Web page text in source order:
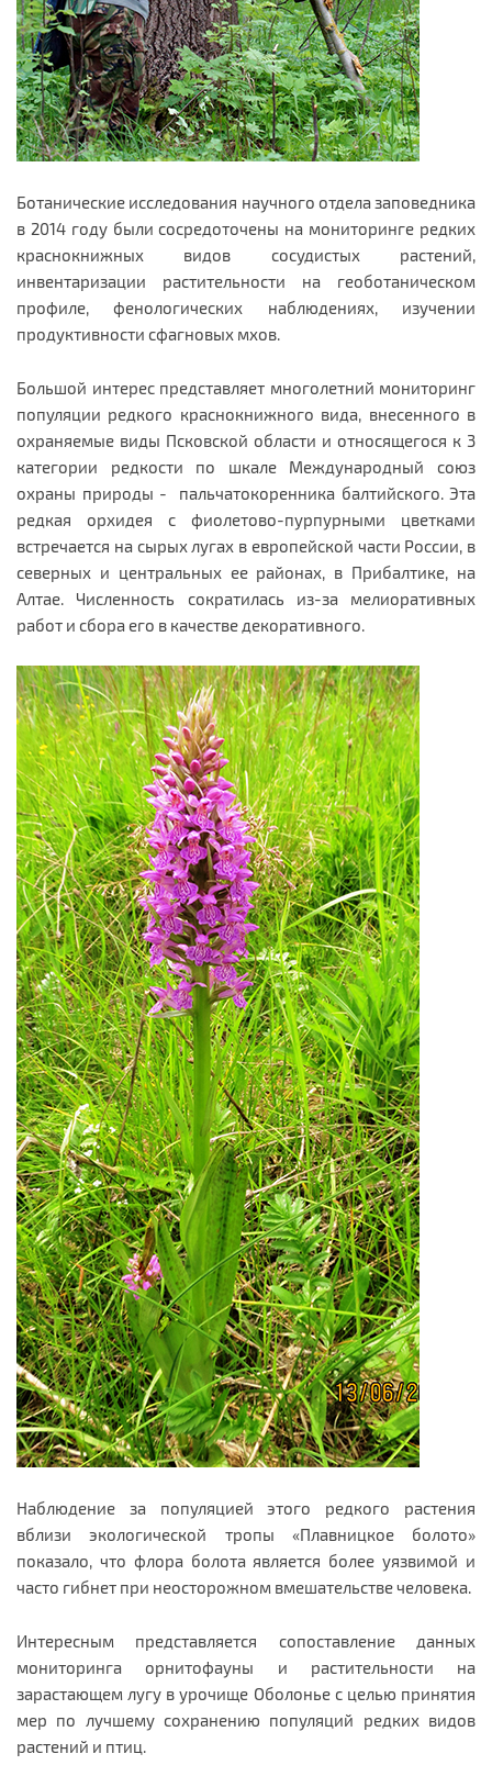
Ботанические исследования научного отдела заповедника
в 2014 году были сосредоточены на мониторинге редких
краснокнижных видов сосудистых растений,
инвентаризации растительности на геоботаническом
профиле, фенологических наблюдениях, изучении
продуктивности сфагновых мхов.
Большой интерес представляет многолетний мониторинг
популяции редкого краснокнижного вида, внесенного в
охраняемые виды Псковской области и относящегося к 3
категории редкости по шкале Международный союз
охраны природы - пальчатокоренника балтийского. Эта
редкая орхидея с фиолетово-пурпурными цветками
встречается на сырых лугах в европейской части России, в
северных и центральных ее районах, в Прибалтике, на
Алтае. Численность сократилась из-за мелиоративных
работ и сбора его в качестве декоративного.
Наблюдение за популяцией этого редкого растения
вблизи экологической тропы «Плавницкое болото»
показало, что флора болота является более уязвимой и
часто гибнет при неосторожном вмешательстве человека.
Интересным представляется сопоставление данных
мониторинга орнитофауны и растительности на
зарастающем лугу в урочище Оболонье с целью принятия
мер по лучшему сохранению популяций редких видов
растений и птиц.